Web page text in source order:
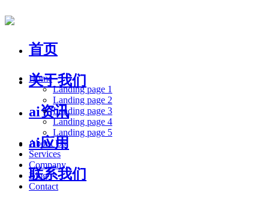
首页
关于我们
ai资讯
ai应用
联系我们
Home
Landing page 1
Landing page 2
Landing page 3
Landing page 4
Landing page 5
About Us
Services
Company
Blog
Contact